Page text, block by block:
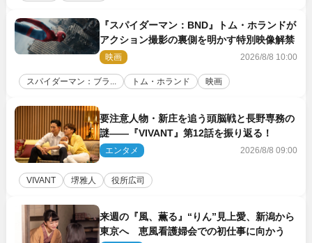
『スパイダーマン：BND』トム・ホランドが
アクション撮影の裏側を明かす特別映像解禁
映画 2026/8/8 10:00
スパイダーマン：ブラ... トム・ホランド 映画
要注意人物・新庄を追う頭脳戦と長野専務の
謎――『VIVANT』第12話を振り返る！
エンタメ 2026/8/8 09:00
VIVANT 堺雅人 役所広司
来週の『風、薫る』“りん”見上愛、新潟から
東京へ 恵風看護婦会での初仕事に向かう